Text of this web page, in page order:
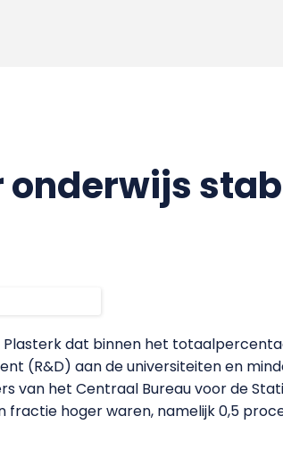
onderwijs
dat binnen het
(R&D) aan de universiteiten en
van het Centraal Bureau voor de
hoger waren, namelijk 0,5